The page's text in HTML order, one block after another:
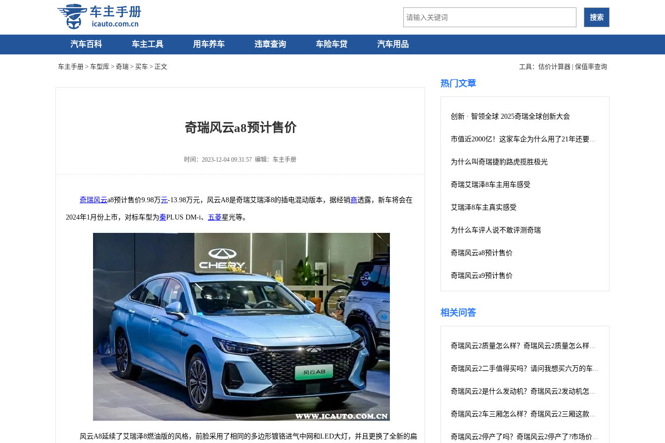
汽车百科 车主工具 用车养车 违章查询 车险车贷 汽车用品
车主手册 > 车型库 > 奇瑞 > 买车 > 正文 工具： 估价计算器 | 保值率查询
奇瑞风云a8预计售价
时间：2023-12-04 09:31:57 编辑：车主手册
奇瑞风云a8预计售价9.98万元-13.98万元，风云A8是奇瑞艾瑞泽8的插电混动版本，据经销商透露，新车将会在
2024年1月份上市，对标车型为秦PLUS DM-i、 五菱星光等。
风云A8延续了艾瑞泽8燃油版的风格，前脸采用了相同的多边形镀铬进气中网和LED大灯，并且更换了全新的扁
热门文章
创新 · 智领全球 2025奇瑞全球创新大会
市值近2000亿！这家车企为什么用了21年还要执着上市？
为什么叫奇瑞捷豹路虎揽胜极光
奇瑞艾瑞泽8车主用车感受
艾瑞泽8车主真实感受
为什么车评人说不敢评测奇瑞
奇瑞风云a8预计售价
奇瑞风云a9预计售价
相关问答
奇瑞风云2质量怎么样？奇瑞风云2质量怎么样请内行解答！
奇瑞风云2二手值得买吗？请问我想买六万的车。是买奇瑞风云2好还是买二手伊兰特好？
奇瑞风云2是什么发动机？奇瑞风云2发动机怎么样
奇瑞风云2车三厢怎么样？奇瑞风云2三厢这款车性能怎么样？
奇瑞风云2停产了吗？奇瑞风云2停产了?市场价多少啊?